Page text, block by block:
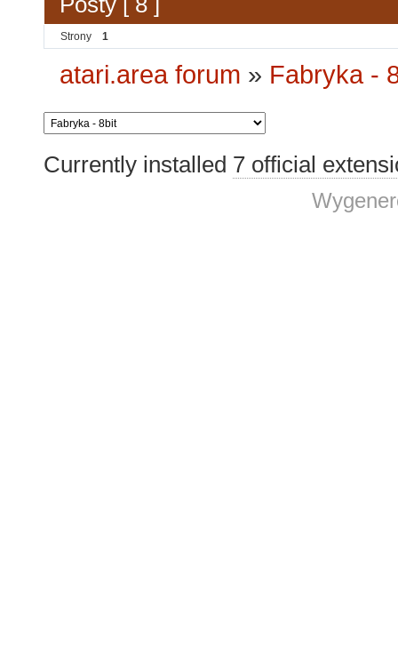
Strony 1
atari.area forum » Fabryka -
Currently installed 7 official